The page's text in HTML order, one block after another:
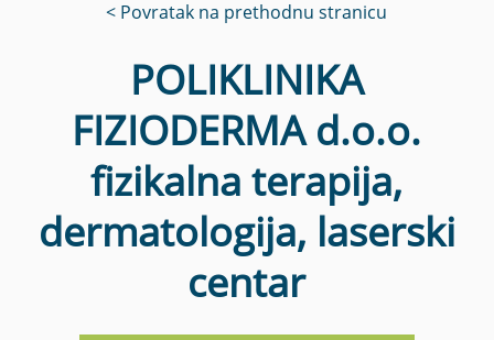
< Povratak na prethodnu stranicu
POLIKLINIKA
FIZIODERMA d.o.o.
fizikalna terapija,
dermatologija, laserski
centar